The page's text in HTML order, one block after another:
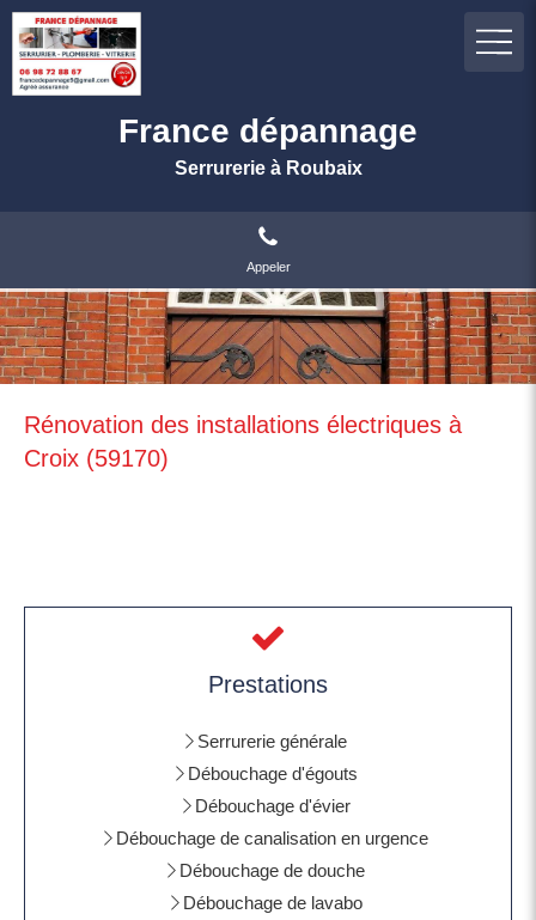
France dépannage
Serrurerie à Roubaix
Appeler
Rénovation des installations électriques à
Croix (59170)
Prestations
Serrurerie générale
Débouchage d'égouts
Débouchage d'évier
Débouchage de canalisation en urgence
Débouchage de douche
Débouchage de lavabo